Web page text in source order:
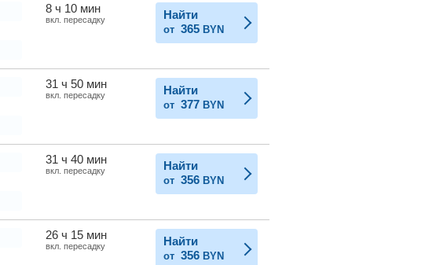
8 ч 10 мин
вкл. пересадку Найти
от 365 BYN
31 ч 50 мин
вкл. пересадку Найти
от 377 BYN
31 ч 40 мин
вкл. пересадку Найти
от 356 BYN
26 ч 15 мин
вкл. пересадку Найти
от 356 BYN